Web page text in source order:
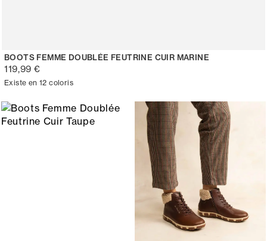
BOOTS FEMME DOUBLÉE FEUTRINE CUIR MARINE
119,99 €
Existe en 12 coloris